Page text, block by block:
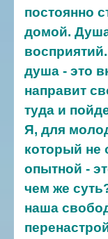
постоянно
домой.
душа - это
направит
туда и
Я, для
который не
опытной -
чем же
наша